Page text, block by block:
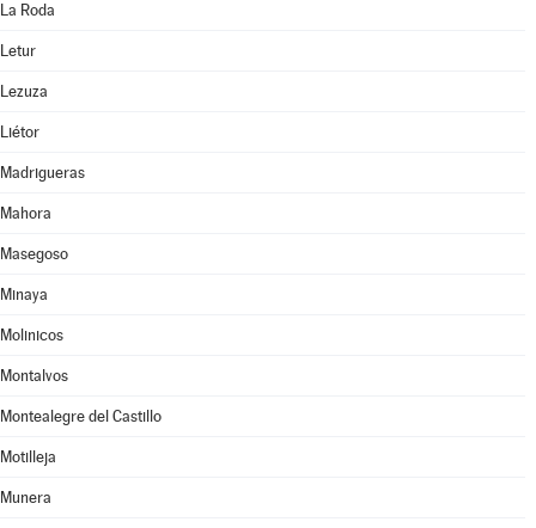
La Roda
Letur
Lezuza
Liétor
Madrigueras
Mahora
Masegoso
Minaya
Molinicos
Montalvos
Montealegre del Castillo
Motilleja
Munera